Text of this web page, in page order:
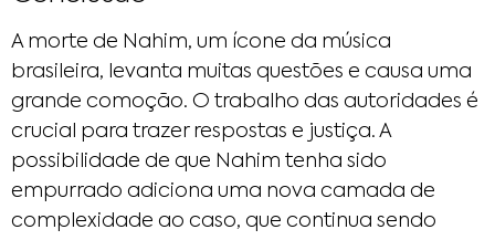
A morte de Nahim, um ícone da música
brasileira, levanta muitas questões e causa uma
grande comoção. O trabalho das autoridades é
crucial para trazer respostas e justiça. A
possibilidade de que Nahim tenha sido
empurrado adiciona uma nova camada de
complexidade ao caso, que continua sendo